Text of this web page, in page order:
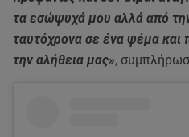
τα εσώψυχά μου αλλά από
ταυτόχρονα σε ένα ψέμα
την αλήθεια μας»,